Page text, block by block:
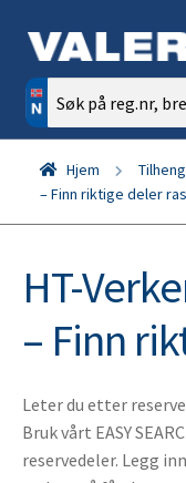
Søk
etter:
Hjem
– Finn riktige deler
HT-
– Finn
Leter du etter
Bruk vårt EASY
reservedeler. Legg